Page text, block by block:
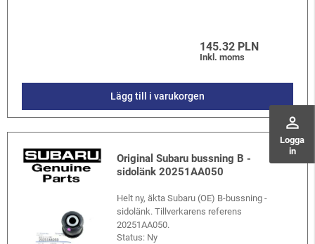
perm_identity
Logga
in
145.32 PLN
Inkl. moms
Lägg till i varukorgen
Original Subaru bussning B -
sidolänk 20251AA050
Helt ny, äkta Subaru (OE) B-bussning -
sidolänk. Tillverkarens referens
20251AA050.
Status: Ny